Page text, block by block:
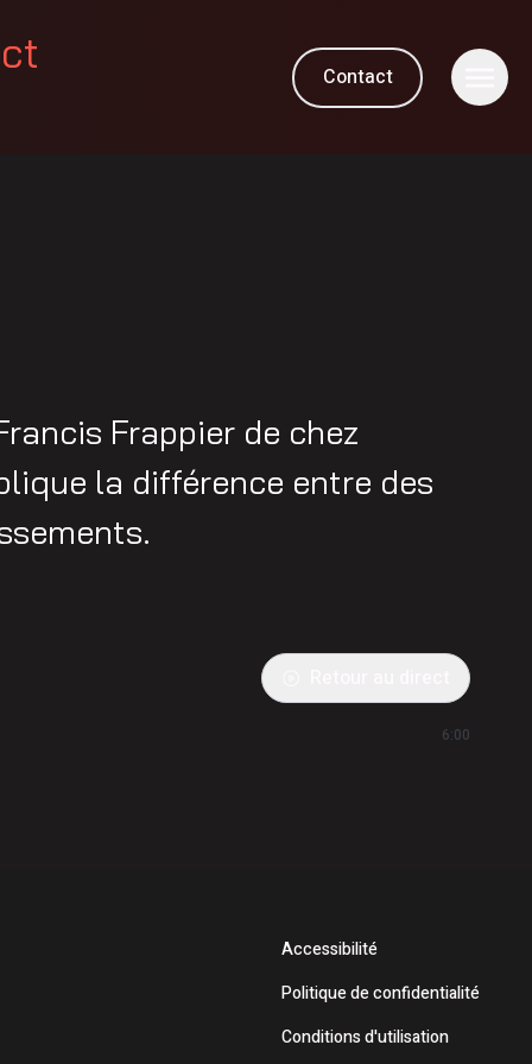
Contact
Frappier de chez
la différence entre des
6:00
Accessibilité
Politique de confidentialité
Conditions d'utilisation